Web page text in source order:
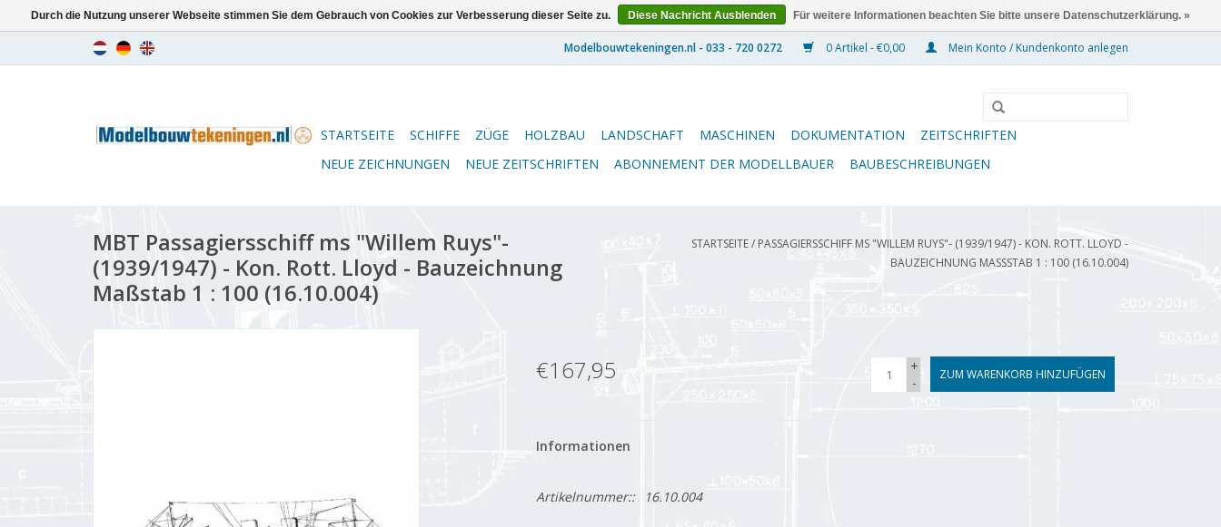
0 Artikel - €0,00 Mein Konto / Kundenkonto anlegen
STARTSEITE SCHIFFE ZÜGE HOLZBAU LANDSCHAFT MASCHINEN DOKUMENTATION
ZEITSCHRIFTEN
NEUE ZEICHNUNGEN
NEUE ZEITSCHRIFTEN ABONNEMENT DER MODELLBAUER BAUBESCHREIBUNGEN
MBT Passagiersschiff ms "Willem Ruys"-
(1939/1947) - Kon. Rott. Lloyd - Bauzeichnung
Maßstab 1 : 100 (16.10.004)
STARTSEITE/ PASSAGIERSSCHIFF MS "WILLEM RUYS"- (1939/1947) - KON. ROTT. LLOYD -
BAUZEICHNUNG MASSSTAB 1 : 100 (16.10.004)
€167,95
+
-
ZUM WARENKORB HINZUFÜGEN
Informationen
Artikelnummer:: 16.10.004
Durch die Nutzung unserer Webseite stimmen Sie dem Gebrauch von Cookies zur Verbesserung dieser Seite zu. Diese Nachricht Ausblenden Für weitere Informationen beachten Sie bitte unsere Datenschutzerklärung. »